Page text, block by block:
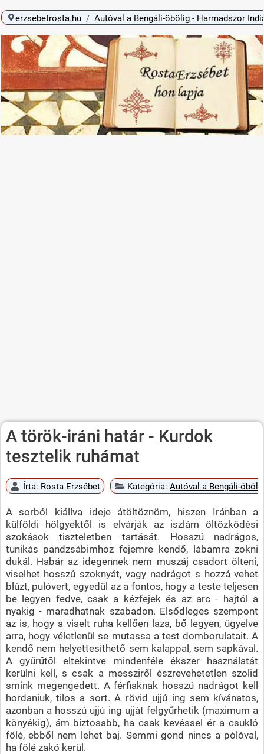
erzsebetrosta.hu Autóval a Bengáli-öbölig - Harmadszor
A török-iráni határ - Kurdok
tesztelik ruhámat
Írta: Rosta Erzsébet Kategória:Autóval a Bengáli-
A sorból kiállva ideje átöltöznöm, hiszen Iránban a
külföldi hölgyektől is elvárják az iszlám öltözködési
szokások tiszteletben tartását. Hosszú nadrágos,
tunikás pandzsábimhoz fejemre kendő, lábamra zokni
dukál. Habár az idegennek nem muszáj csadort ölteni,
viselhet hosszú szoknyát, vagy nadrágot s hozzá vehet
blúzt, pulóvert, egyedül az a fontos, hogy a teste teljesen
be legyen fedve, csak a kézfejek és az arc - hajtól a
nyakig - maradhatnak szabadon. Elsődleges szempont
az is, hogy a viselt ruha kellően laza, bő legyen, ügyelve
arra, hogy véletlenül se mutassa a test domborulatait. A
kendő nem helyettesíthető sem kalappal, sem sapkával.
A gyűrűtől eltekintve mindenféle ékszer használatát
kerülni kell, s csak a messziről észrevehetetlen szolid
smink megengedett. A férfiaknak hosszú nadrágot kell
hordaniuk, tilos a sort. A rövid ujjú ing sem kívánatos,
azonban a hosszú ujjú ing ujját felgyűrhetik (maximum a
könyékig), ám biztosabb, ha csak kevéssel ér a csukló
fölé, ebből nem lehet baj. Semmi gond nincs a pólóval,
ha fölé zakó kerül.